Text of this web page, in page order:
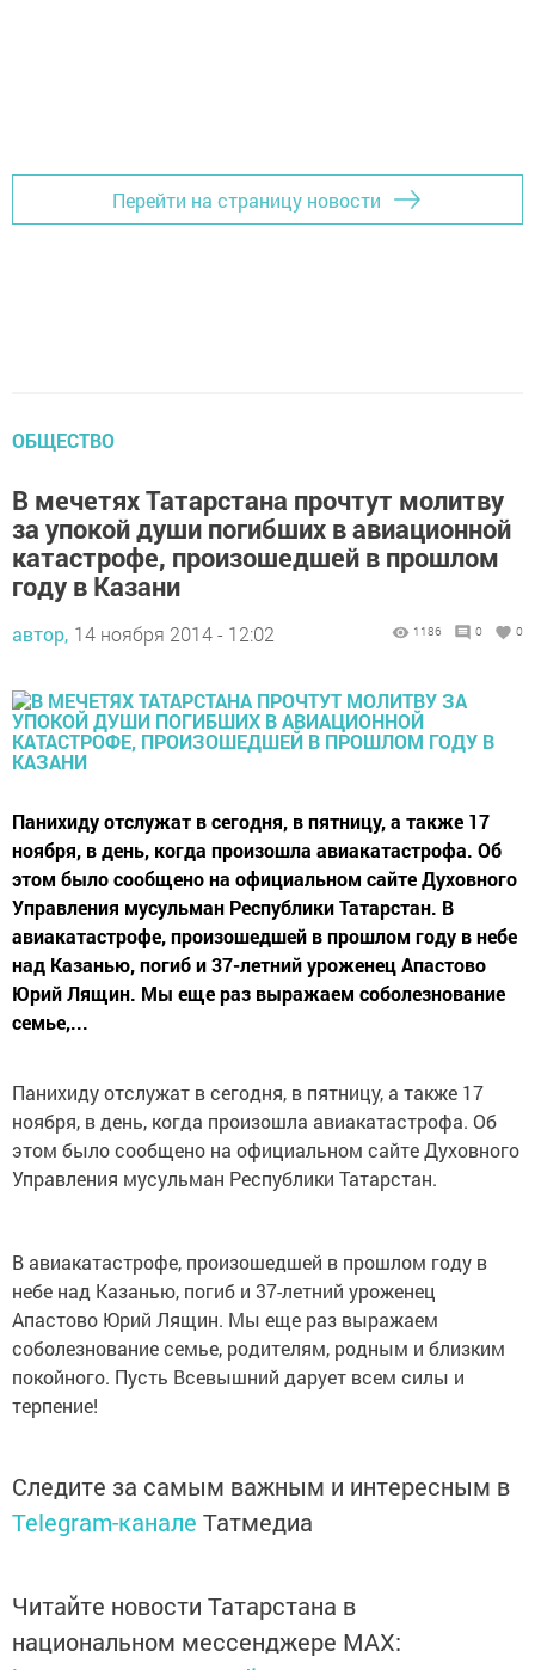
Перейти на страницу новости
ОБЩЕСТВО
В мечетях Татарстана прочтут молитву
за упокой души погибших в авиационной
катастрофе, произошедшей в прошлом
году в Казани
автор, 14 ноября 2014 - 12:02 1186 0 0
Панихиду отслужат в сегодня, в пятницу, а также 17
ноября, в день, когда произошла авиакатастрофа. Об
этом было сообщено на официальном сайте Духовного
Управления мусульман Республики Татарстан. В
авиакатастрофе, произошедшей в прошлом году в небе
над Казанью, погиб и 37-летний уроженец Апастово
Юрий Лящин. Мы еще раз выражаем соболезнование
семье,...
Панихиду отслужат в сегодня, в пятницу, а также 17
ноября, в день, когда произошла авиакатастрофа. Об
этом было сообщено на официальном сайте Духовного
Управления мусульман Республики Татарстан.
В авиакатастрофе, произошедшей в прошлом году в
небе над Казанью, погиб и 37-летний уроженец
Апастово Юрий Лящин. Мы еще раз выражаем
соболезнование семье, родителям, родным и близким
покойного. Пусть Всевышний дарует всем силы и
терпение!
Следите за самым важным и интересным в
Telegram-канале Татмедиа
Читайте новости Татарстана в
национальном мессенджере MАХ: